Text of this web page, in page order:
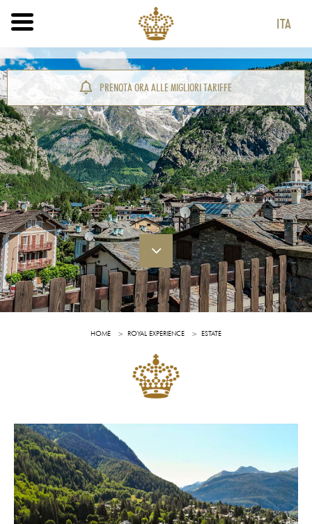
ITA
ENG
PRENOTA ORA ALLE MIGLIORI TARIFFE
HOME ROYAL EXPERIENCE ESTATE